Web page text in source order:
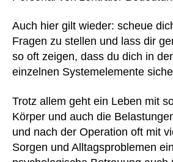
Auch hier gilt wieder: scheue
Fragen zu stellen und lass dir
so oft zeigen, dass du dich in
einzelnen Systemelemente
Trotz allem geht ein Leben mit
Körper und auch die
und nach der Operation oft mit
Sorgen und Alltagsproblemen